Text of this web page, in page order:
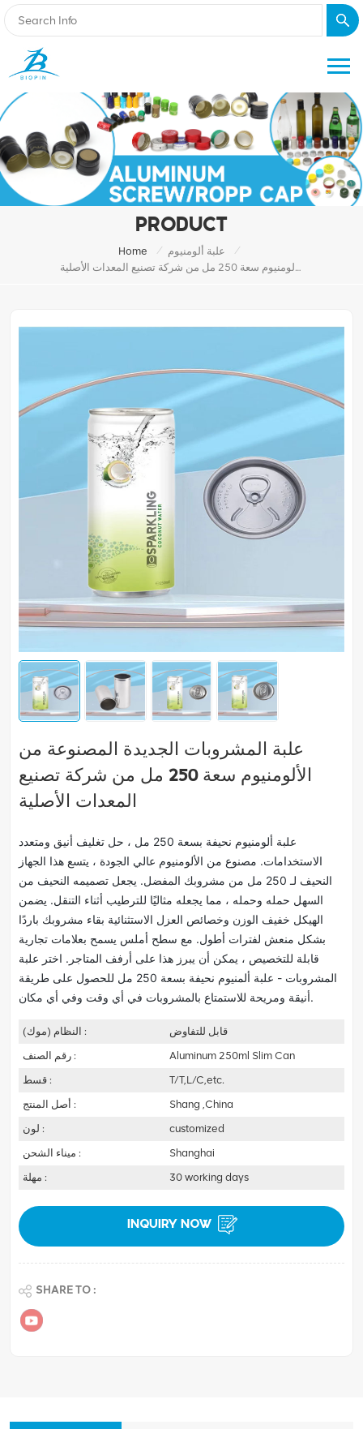
PRODUCT
Home / علبة ألومنيوم
/
علبة المشروبات الجديدة المصنوعة من الألومنيوم سعة 250 مل من شركة تصنيع المعدات الأصلية
علبة المشروبات الجديدة المصنوعة من
الألومنيوم سعة 250 مل من شركة تصنيع
المعدات الأصلية
علبة ألومنيوم نحيفة بسعة 250 مل ، حل تغليف أنيق ومتعدد
الاستخدامات. مصنوع من الألومنيوم عالي الجودة ، يتسع هذا الجهاز
النحيف لـ 250 مل من مشروبك المفضل. يجعل تصميمه النحيف من
السهل حمله وحمله ، مما يجعله مثاليًا للترطيب أثناء التنقل. يضمن
الهيكل خفيف الوزن وخصائص العزل الاستثنائية بقاء مشروبك باردًا
بشكل منعش لفترات أطول. مع سطح أملس يسمح بعلامات تجارية
قابلة للتخصيص ، يمكن أن يبرز هذا على أرفف المتاجر. اختر علبة
المشروبات - علبة ألمنيوم نحيفة بسعة 250 مل للحصول على طريقة
أنيقة ومريحة للاستمتاع بالمشروبات في أي وقت وفي أي مكان.
النظام (موك) :
قابل للتفاوض
رقم الصنف :
Aluminum 250ml Slim Can
قسط :
T/T,L/C,etc.
أصل المنتج :
Shang ,China
لون :
customized
ميناء الشحن :
Shanghai
مهلة :
30 working days
INQUIRY NOW
SHARE TO :